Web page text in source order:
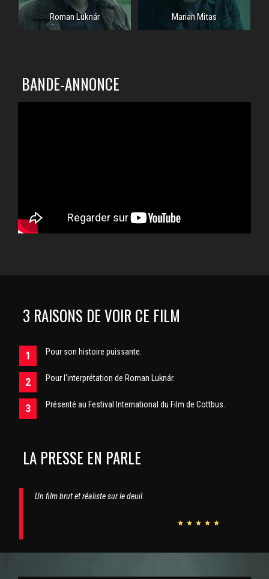
Roman Luknár Marian Mitas
BANDE-ANNONCE
3 RAISONS DE VOIR CE FILM
Pour son histoire puissante.
Pour l'interprétation de Roman Luknár.
Présenté au Festival International du Film de Cottbus.
LA PRESSE EN PARLE
Un film brut et réaliste sur le deuil.